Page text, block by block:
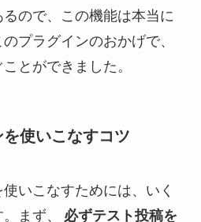
ので、この機能は本当に
プラグインのおかげで、
とができました。
使いこなすコツ
いこなすためには、いく
まず、
必ずテスト投稿を